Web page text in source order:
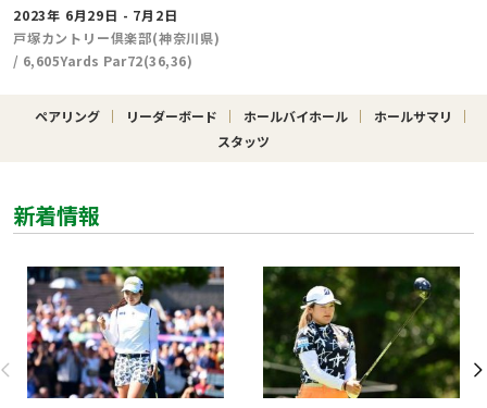
2023年 6月29日 - 7月2日
戸塚カントリー倶楽部(神奈川県)
/ 6,605Yards Par72(36,36)
ペアリング リーダーボード ホールバイホール
ホールサマリ
スタッツ
新着情報